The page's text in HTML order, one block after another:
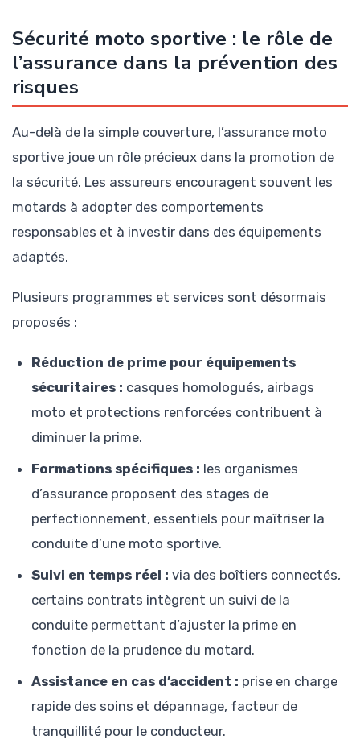
Sécurité moto sportive : le rôle de
l’assurance dans la prévention des
risques
Au-delà de la simple couverture, l’assurance moto
sportive joue un rôle précieux dans la promotion de
la sécurité. Les assureurs encouragent souvent les
motards à adopter des comportements
responsables et à investir dans des équipements
adaptés.
Plusieurs programmes et services sont désormais
proposés :
Réduction de prime pour équipements
sécuritaires : casques homologués, airbags
moto et protections renforcées contribuent à
diminuer la prime.
Formations spécifiques : les organismes
d’assurance proposent des stages de
perfectionnement, essentiels pour maîtriser la
conduite d’une moto sportive.
Suivi en temps réel : via des boîtiers connectés,
certains contrats intègrent un suivi de la
conduite permettant d’ajuster la prime en
fonction de la prudence du motard.
Assistance en cas d’accident : prise en charge
rapide des soins et dépannage, facteur de
tranquillité pour le conducteur.